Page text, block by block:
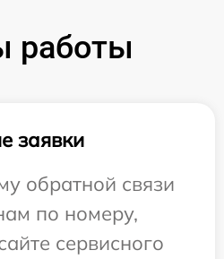
работы
заявки
обратной связи
по номеру,
сервисного